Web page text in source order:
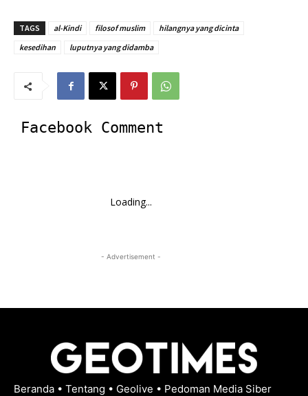
TAGS al-Kindi filosof muslim
hilangnya yang dicinta
kesedihan
luputnya yang didamba
Facebook Comment
Loading...
- Advertisement -
Beranda • Tentang • Geolive • Pedoman Media Siber